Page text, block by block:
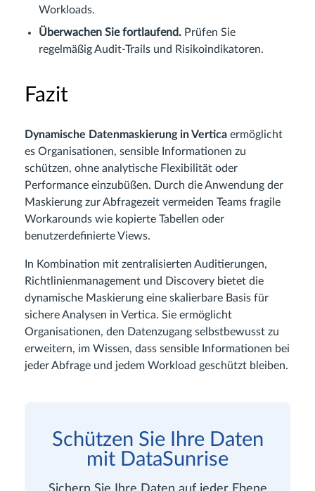
Workloads.
Überwachen Sie fortlaufend. Prüfen Sie
regelmäßig Audit-Trails und Risikoindikatoren.
Fazit
Dynamische Datenmaskierung in Vertica ermöglicht
es Organisationen, sensible Informationen zu
schützen, ohne analytische Flexibilität oder
Performance einzubüßen. Durch die Anwendung der
Maskierung zur Abfragezeit vermeiden Teams fragile
Workarounds wie kopierte Tabellen oder
benutzerdefinierte Views.
In Kombination mit zentralisierten Auditierungen,
Richtlinienmanagement und Discovery bietet die
dynamische Maskierung eine skalierbare Basis für
sichere Analysen in Vertica. Sie ermöglicht
Organisationen, den Datenzugang selbstbewusst zu
erweitern, im Wissen, dass sensible Informationen bei
jeder Abfrage und jedem Workload geschützt bleiben.
Schützen Sie Ihre Daten
mit DataSunrise
Sichern Sie Ihre Daten auf jeder Ebene